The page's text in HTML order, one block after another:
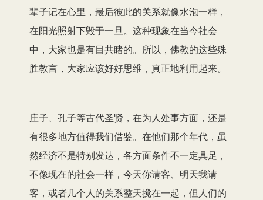
辈子记在心里，最后彼此的关系就像水泡一样，
在阳光照射下毁于一旦。这种现象在当今社会
中，大家也是有目共睹的。所以，佛教的这些殊
胜教言，大家应该好好思维，真正地利用起来。
庄子、孔子等古代圣贤，在为人处事方面，还是
有很多地方值得我们借鉴。在他们那个年代，虽
然经济不是特别发达，各方面条件不一定具足，
不像现在的社会一样，今天你请客、明天我请
客，或者几个人的关系整天搅在一起，但人们的